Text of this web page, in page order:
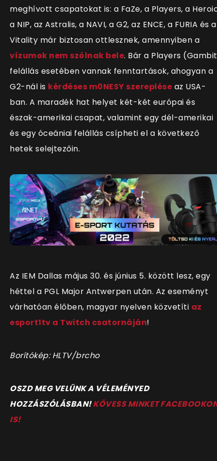
meghívott csapatokat is: a FaZe, a Players, a
a NIP, az Astralis, a NAVI, a G2, az ENCE, a FURIA és a
Vitality már biztosan ottlesznek, amennyiben a
vízumok nem szólnak bele. Bár a Players
felállás esetében vannak fenntartások, ahogyan a
G2-nál is kérdéses m0NESY szereplése az USA-
ban. A maradék hat helyet két-két európai és
észak-amerikai csapat, valamint egy dél-amerikai
és egy óceániai felállás csípheti el a következő
hetek selejtezőin.
Az IEM Dallas május 30. és június 5. között lesz, egy
héttel a PGL Major Antwerpen után. Az eseményt
várhatóan élőben, magyar nyelven közvetíti az
esport1tv a Twitch csatornáján!
Borítókép: HLTV/brcho
OSZD MEG VELÜNK A VÉLEMÉNYED
HOZZÁSZÓLÁSBAN!KÖVESS MINKET
IS!